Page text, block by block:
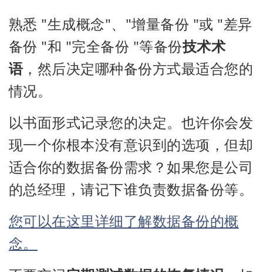
熟悉 "生成概念"、"增量备份 "或 "差异
备份 "和 "完全备份 "等备份技术术
语，然后决定哪种备份方式最适合您的
情况。
以书面形式记录您的决定。也许你会发
现一个你根本没有意识到的选项，但却
适合你的数据备份需求？如果您是公司
的总经理，请记下谁负责数据备份等。
您可以在这里详细了解数据备份的概
念。